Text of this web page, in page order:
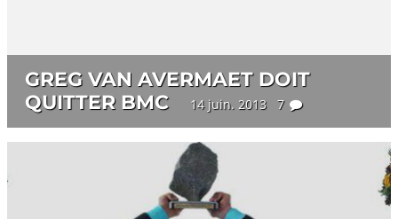
GREG VAN AVERMAET DOIT
QUITTER BMC
14 juin. 2013 7